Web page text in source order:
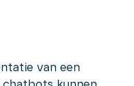
van een